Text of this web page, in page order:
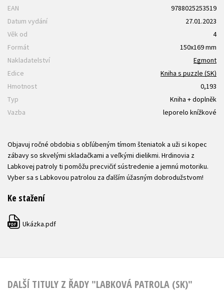
EAN
9788025253519
Datum vydání
27.01.2023
Věk od
4
Formát
150x169 mm
Nakladatelství
Egmont
Edice
Kniha s puzzle (SK)
Hmotnost
0,193
Typ
Kniha + doplněk
Vazba
leporelo knížkové
Objavuj ročné obdobia s obľúbeným tímom šteniatok a uži si kopec
zábavy so skvelými skladačkami a veľkými dielikmi. Hrdinovia z
Labkovej patroly ti pomôžu precvičiť sústredenie a jemnú motoriku.
Vyber sa s Labkovou patrolou za ďalším úžasným dobrodužstvom!
Ke stažení
PDF Ukázka.pdf
DALŠÍ TITULY Z ŘADY "LABKOVÁ PATROLA (SK)"